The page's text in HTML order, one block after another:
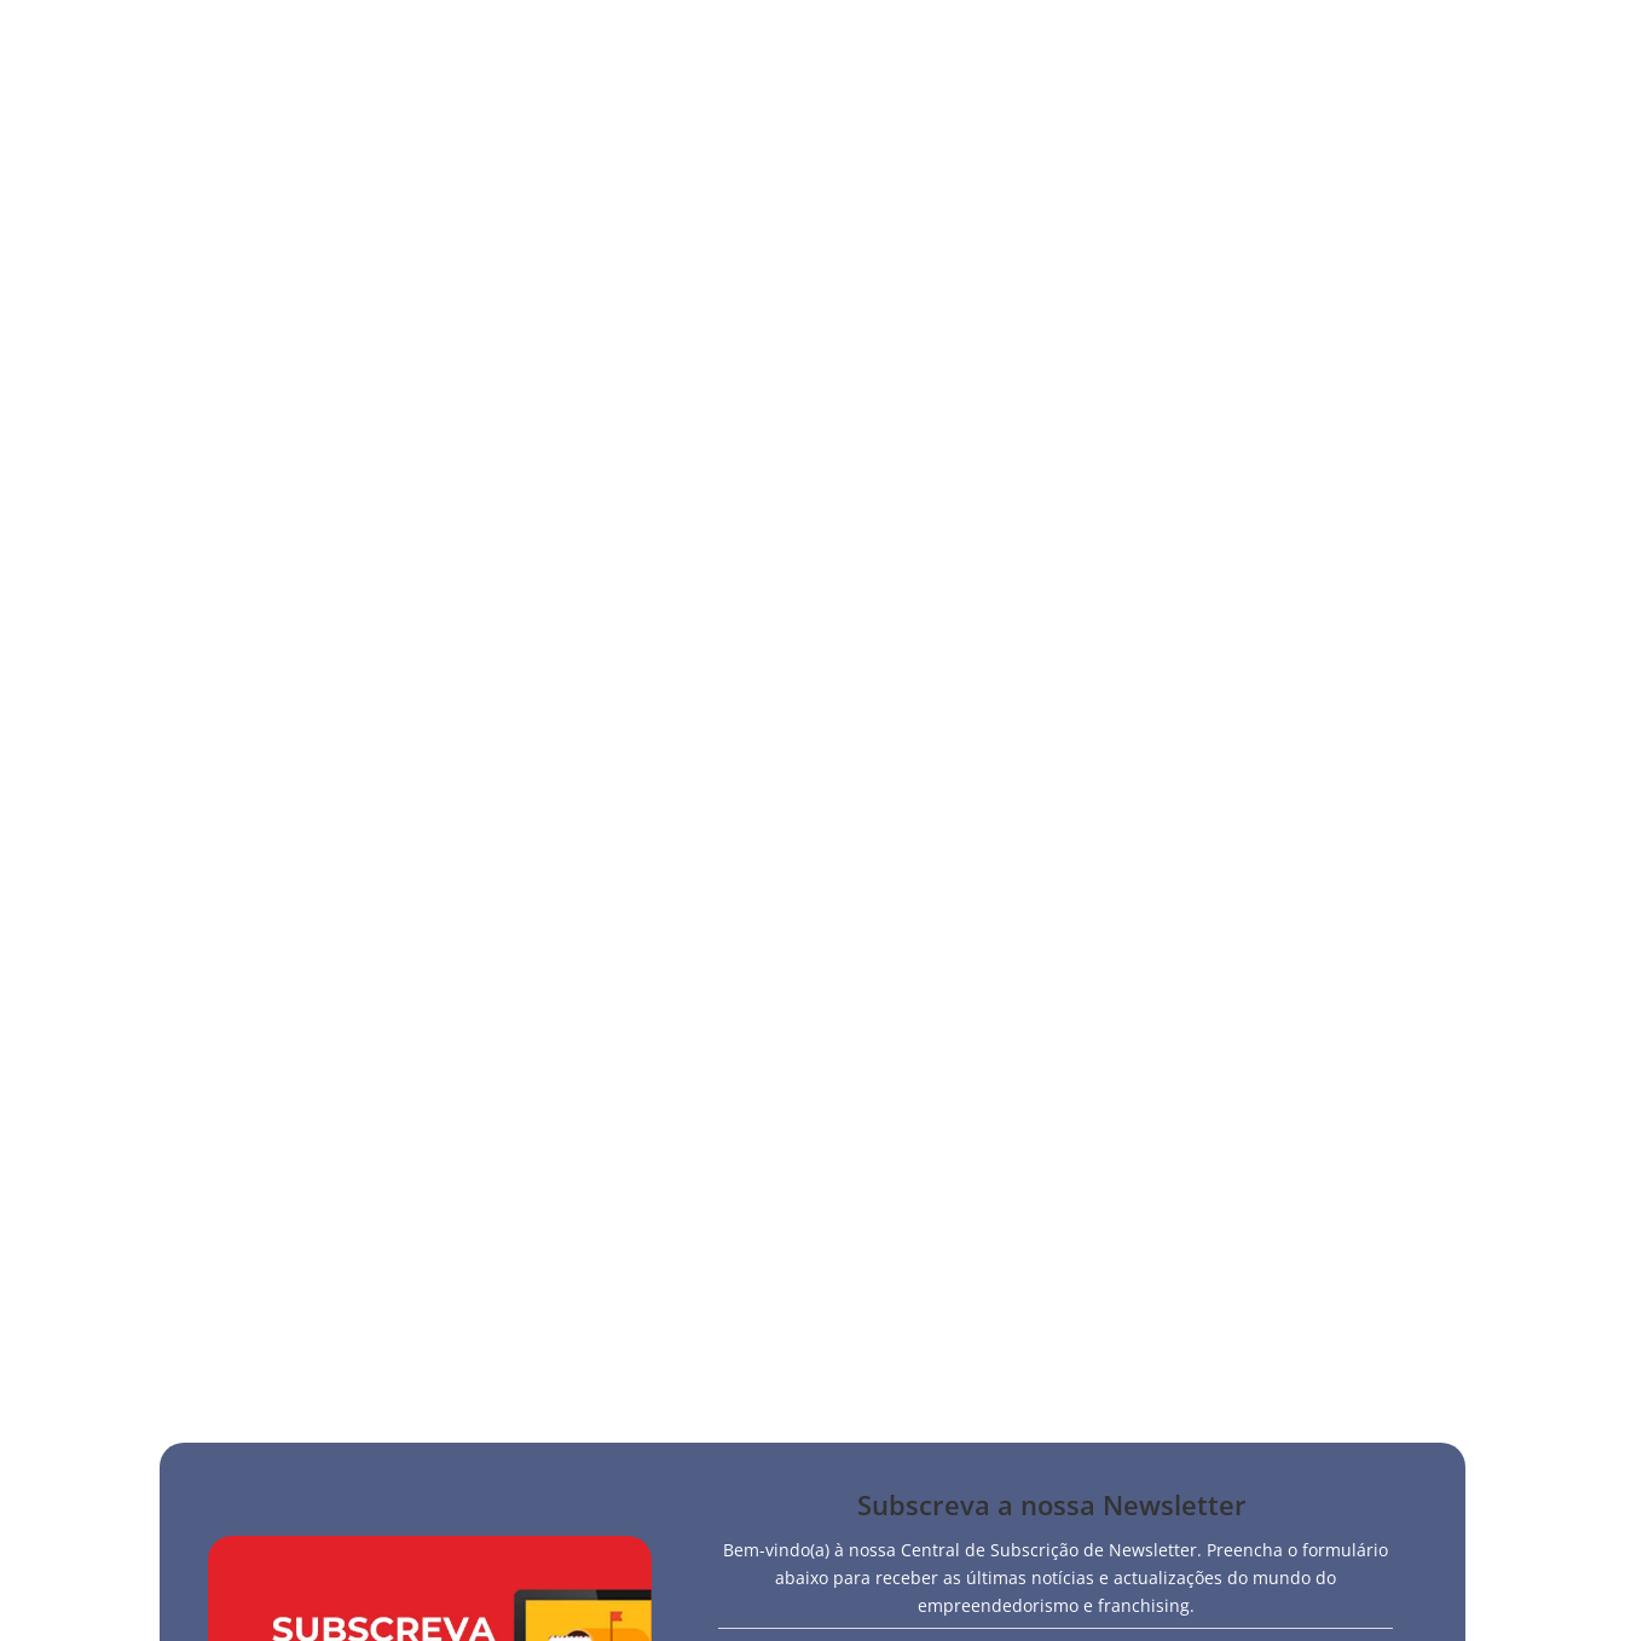
Subscreva a nossa Newsletter
Bem-vindo(a) à nossa Central de Subscrição de Newsletter. Preencha o formulário
abaixo para receber as últimas notícias e actualizações do mundo do
empreendedorismo e franchising.